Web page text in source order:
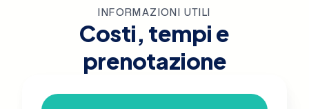
INFORMAZIONI UTILI
Costi, tempi e
prenotazione